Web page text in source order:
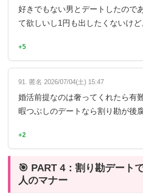
好きでもない男とデートしたので
て欲しいし1円も出したくないけど
+5
91. 匿名 2026/07/04(土) 15:47
婚活前提なのは奢ってくれたら有
暇つぶしのデートなら割り勘が後
+2
🎯 PART 4：割り勘デート
人のマナー